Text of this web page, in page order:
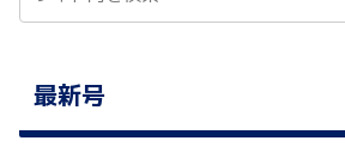
最新号